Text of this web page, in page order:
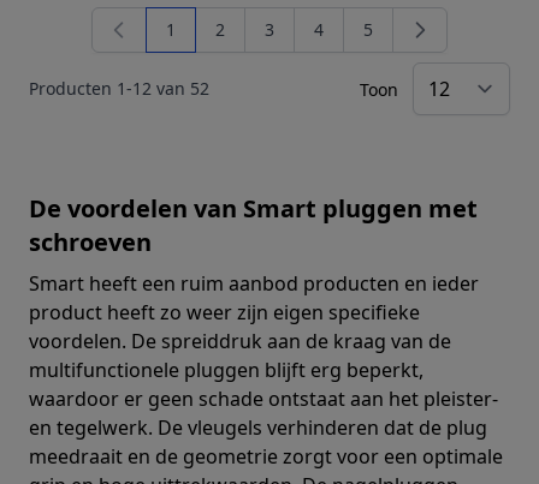
Producten 1-12 van 52
U lees momenteel pagina
1 Pagina
2 Pagina
3 Pagina
4 Pagina
5
Toon
De voordelen van Smart pluggen met
schroeven
Smart heeft een ruim aanbod producten en ieder
product heeft zo weer zijn eigen specifieke
voordelen. De spreiddruk aan de kraag van de
multifunctionele pluggen blijft erg beperkt,
waardoor er geen schade ontstaat aan het pleister-
en tegelwerk. De vleugels verhinderen dat de plug
meedraait en de geometrie zorgt voor een optimale